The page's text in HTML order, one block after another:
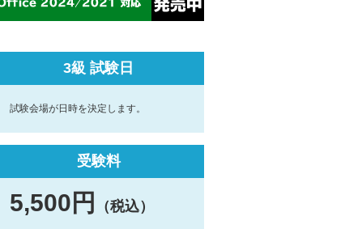
3級 試験日
試験会場が日時を決定します。
受験料
5,500円 （税込）